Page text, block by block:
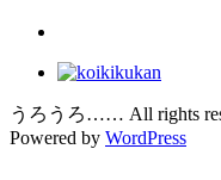
うろうろ…… All rights
Powered by WordPress